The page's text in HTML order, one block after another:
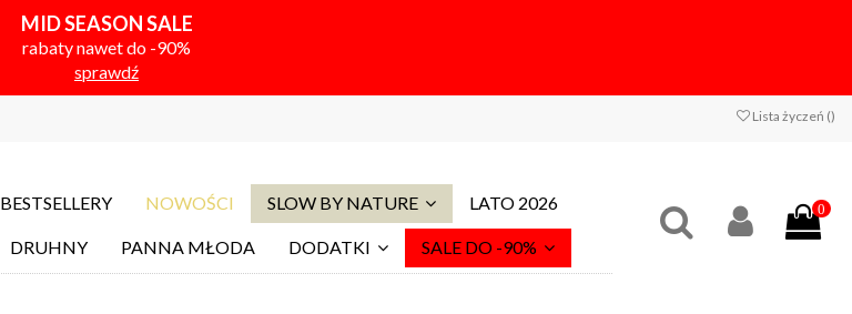
MID SEASON SALE
rabaty nawet do -90%
sprawdź
Lista życzeń ()
BESTSELLERY NOWOŚCI SLOW BY NATURE LATO 2026
DRUHNY PANNA MŁODA DODATKI SALE DO -90%
0